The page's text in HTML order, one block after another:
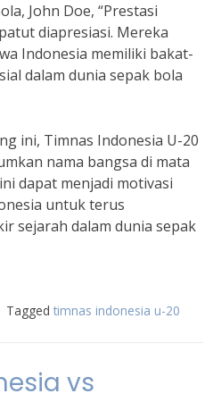
John Doe, “Prestasi
diapresiasi. Mereka
Indonesia memiliki bakat-
dalam dunia sepak bola
ini, Timnas Indonesia U-20
nama bangsa di mata
dapat menjadi motivasi
untuk terus
sejarah dalam dunia sepak
Tagged timnas indonesia u-20
vs